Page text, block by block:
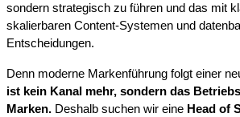
sondern strategisch zu führen und das mit
skalierbaren Content-Systemen und
Entscheidungen.
Denn moderne Markenführung folgt einer
ist kein Kanal mehr, sondern das
Marken. Deshalb suchen wir eine Head of